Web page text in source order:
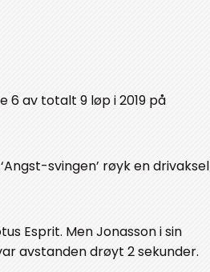
6 av totalt 9 løp i 2019 på
svingen’ røyk en drivaksel
Esprit. Men Jonasson i sin
avstanden drøyt 2 sekunder.